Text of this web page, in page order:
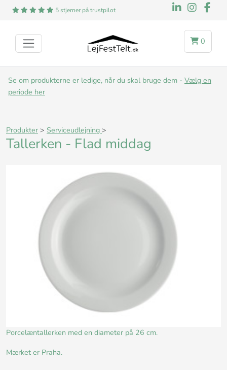
5 stjerner på trustpilot
0
Se om produkterne er ledige, når du skal bruge dem - Vælg en
periode her
Produkter > Serviceudlejning >
Tallerken - Flad middag
Porcelæntallerken med en diameter på 26 cm.
Mærket er Praha.